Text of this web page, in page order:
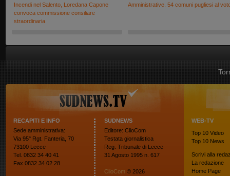
Incendi nel Salento, Loredana Capone
convoca commissione consiliare
straordinaria
Amministrative. 54 comuni pugliesi al
RECAPITI E INFO
Sede amministrativa:
Via 95° Rgt. Fanteria, 70
73100 Lecce
Tel. 0832 34 40 41
Fax 0832 34 02 28
SUDNEWS
Editore: ClioCom
Testata giornalistica
Reg. Tribunale di Lecce
31 Agosto 1995 n. 617
ClioCom © 2026
WEB-TV
Top 10 Video
Top 10 News
Scrivi alla
La redazione
Home Page